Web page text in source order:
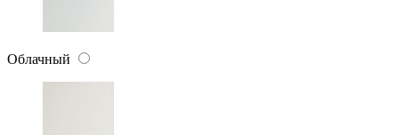
Облачный